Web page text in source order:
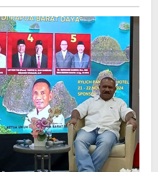
Ekonomi
Bersama
Cagub
Papua
Barat
Daya